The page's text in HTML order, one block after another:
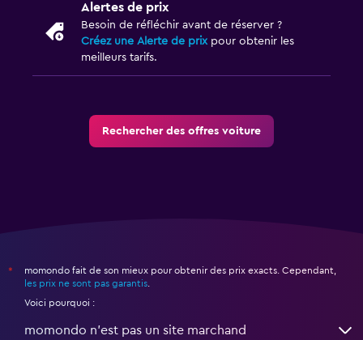
Alertes de prix
Besoin de réfléchir avant de réserver ?
Créez une Alerte de prixpour obtenir les
meilleurs tarifs.
Rechercher des offres voiture
*
momondo fait de son mieux pour obtenir des prix exacts. Cependant,
les prix ne sont pas garantis
Voici pourquoi :
momondo n'est pas un site marchand